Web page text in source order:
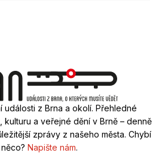
události z Brna a okolí. Přehledné
kulturu a veřejné dění v Brně – denně
zprávy z našeho města. Chybí
Napište nám.